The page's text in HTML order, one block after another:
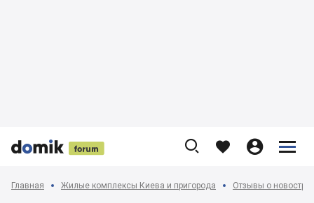


 
    


Главная Жилые комплексы Киева и пригорода Отзывы о